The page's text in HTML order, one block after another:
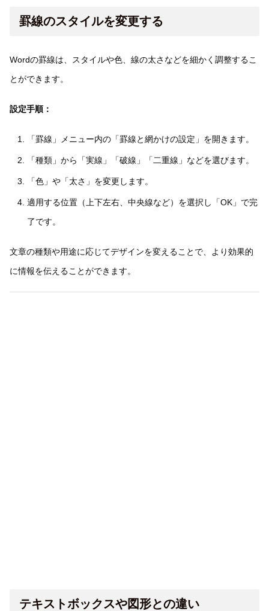
罫線のスタイルを変更する
Wordの罫線は、スタイルや色、線の太さなどを細かく調整するこ
とができます。
設定手順：
「罫線」メニュー内の「罫線と網かけの設定」を開きます。
「種類」から「実線」「破線」「二重線」などを選びます。
「色」や「太さ」を変更します。
適用する位置（上下左右、中央線など）を選択し「OK」で完
了です。
文章の種類や用途に応じてデザインを変えることで、より効果的
に情報を伝えることができます。
テキストボックスや図形との違い